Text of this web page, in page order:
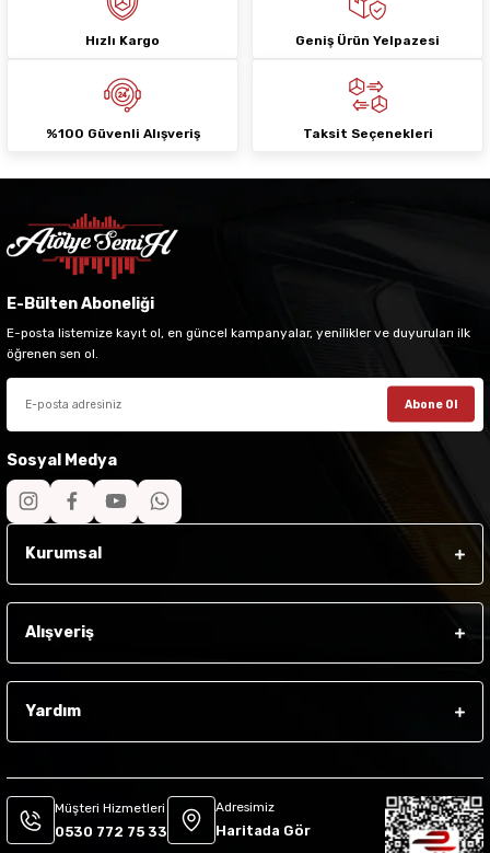
Hızlı Kargo Geniş Ürün Yelpazesi
%100 Güvenli Alışveriş Taksit Seçenekleri
E-Bülten Aboneliği
E-posta listemize kayıt ol, en güncel kampanyalar, yenilikler ve duyuruları ilk
öğrenen sen ol.
Abone Ol
Sosyal Medya
Kurumsal
Alışveriş
Yardım
Müşteri Hizmetleri
0530 772 75 33
Adresimiz
Haritada Gör